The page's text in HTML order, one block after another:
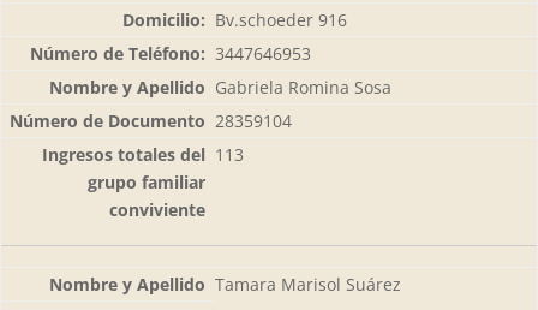
Bv.schoeder 916
3447646953
Gabriela Romina Sosa
28359104
113
Tamara Marisol Suárez